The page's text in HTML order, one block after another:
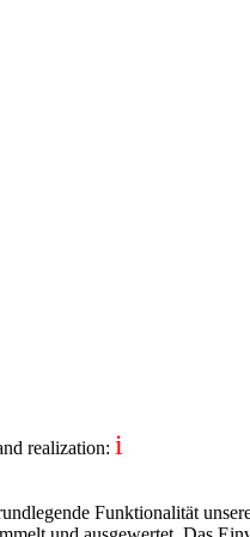
realization: i
Funktionalität